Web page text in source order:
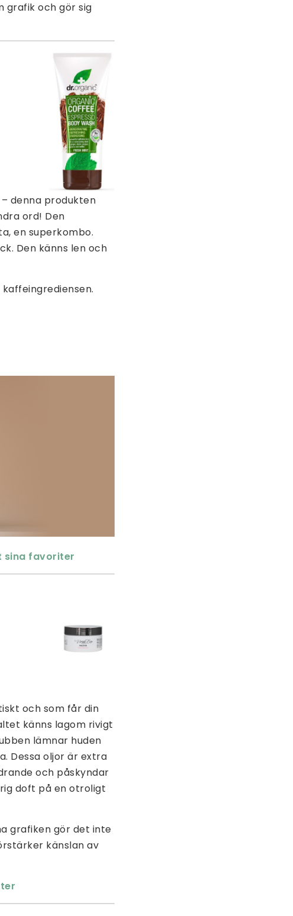
grafik och gör sig
denna produkten
ord! Den
en superkombo.
Den känns len och
sina favoriter
och som får din
känns lagom rivigt
lämnar huden
Dessa oljor är extra
och påskyndar
doft på en otroligt
grafiken gör det inte
känslan av